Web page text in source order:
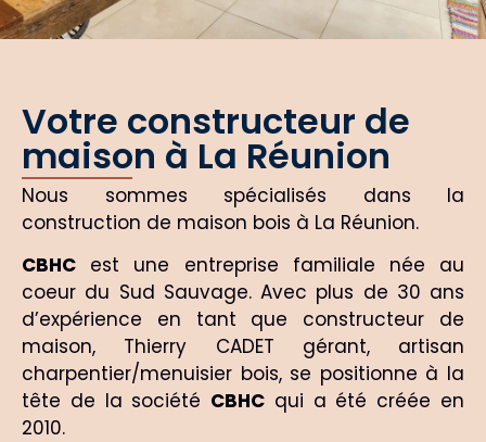
Votre constructeur de
maison à La Réunion
Nous sommes spécialisés dans la
construction de maison bois à La Réunion.
CBHC est une entreprise familiale née au
coeur du Sud Sauvage. Avec plus de 30 ans
d’expérience en tant que constructeur de
maison, Thierry CADET gérant, artisan
charpentier/menuisier bois, se positionne à la
tête de la société CBHC qui a été créée en
2010.